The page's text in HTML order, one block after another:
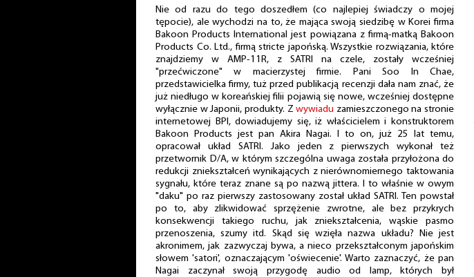
Nie od razu do tego doszedłem (co najlepiej świadczy o mojej
tępocie), ale wychodzi na to, że mająca swoją siedzibę w Korei firma
Bakoon Products International jest powiązana z firmą-matką Bakoon
Products Co. Ltd., firmą stricte japońską. Wszystkie rozwiązania, które
znajdziemy w AMP-11R, z SATRI na czele, zostały wcześniej
"przećwiczone" w macierzystej firmie. Pani Soo In Chae,
przedstawicielka firmy, tuż przed publikacją recenzji dała nam znać, że
już niedługo w koreańskiej filii pojawią się nowe, wcześniej dostępne
wyłącznie w Japonii, produkty. Zwywiadu zamieszczonego na stronie
internetowej BPI, dowiadujemy się, iż właścicielem i konstruktorem
Bakoon Products jest pan Akira Nagai. I to on, już 25 lat temu,
opracował układ SATRI. Jako jeden z pierwszych wykonał też
przetwornik D/A, w którym szczególna uwaga została przyłożona do
redukcji zniekształceń wynikających z nierównomiernego taktowania
sygnału, które teraz znane są po nazwą jittera. I to właśnie w owym
"daku" po raz pierwszy zastosowany został układ SATRI. Ten powstał
po to, aby zlikwidować sprzężenie zwrotne, ale bez przykrych
konsekwencji takiego ruchu, jak zniekształcenia, wąskie pasmo
przenoszenia, szumy itd. Skąd się wzięła nazwa układu? Nie jest
akronimem, jak zazwyczaj bywa, a nieco przekształconym japońskim
słowem 'satori', oznaczającym 'oświecenie'. Warto zaznaczyć, że pan
Nagai zaczynał swoją przygodę audio od lamp, których był